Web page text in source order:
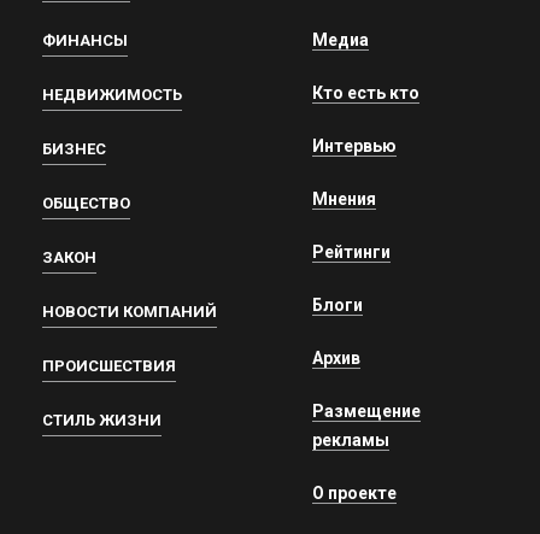
ФИНАНСЫ
НЕДВИЖИМОСТЬ
БИЗНЕС
ОБЩЕСТВО
ЗАКОН
НОВОСТИ КОМПАНИЙ
ПРОИСШЕСТВИЯ
СТИЛЬ ЖИЗНИ
Медиа
Кто есть кто
Интервью
Мнения
Рейтинги
Блоги
Архив
Размещение
рекламы
О проекте